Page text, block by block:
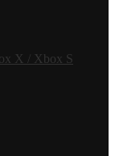
X / Xbox S